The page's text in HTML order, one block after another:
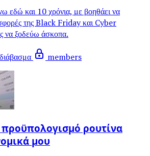
και 10 χρόνια, με βοηθάει να
της Black Friday και Cyber
να ξοδεύω άσκοπα.
members
ρουτίνα
μου